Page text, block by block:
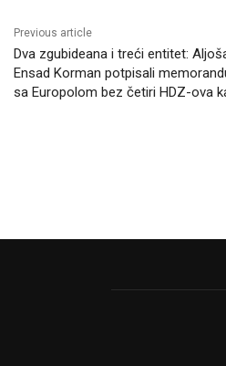
Previous article
Dva zgubideana i treći entitet:
Ensad Korman potpisali
sa Europolom bez četiri HDZ-ova